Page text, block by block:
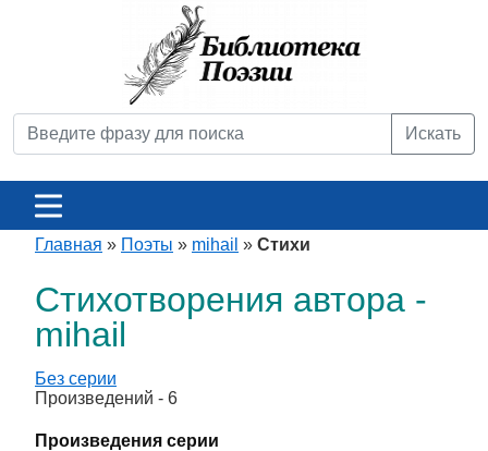
Искать
Главная » Поэты » mihail » Стихи
Стихотворения автора -
mihail
Без серии
Произведений - 6
Произведения серии